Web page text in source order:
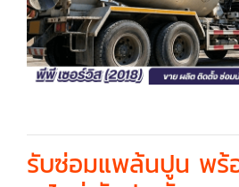
รับซ่อมแพล้นปูน พร้